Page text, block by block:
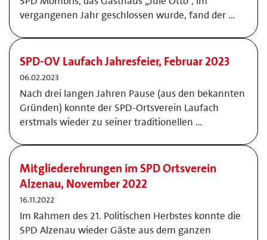
vergangenen Jahr geschlossen wurde, fand der …
SPD-OV Laufach Jahresfeier, Februar 2023
06.02.2023
Nach drei langen Jahren Pause (aus den bekannten
Gründen) konnte der SPD-Ortsverein Laufach
erstmals wieder zu seiner traditionellen …
Mitgliederehrungen im SPD Ortsverein
Alzenau, November 2022
16.11.2022
Im Rahmen des 21. Politischen Herbstes konnte die
SPD Alzenau wieder Gäste aus dem ganzen